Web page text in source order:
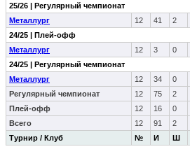
Турнир / Клуб № И Ш
25/26 | Регулярный чемпионат
Металлург
12 41 2
24/25 | Плей-офф
Металлург
12 3 0
24/25 | Регулярный чемпионат
Металлург
12 34 0
Регулярный чемпионат
12 75 2
Плей-офф
12 16 0
Всего
12 91 2